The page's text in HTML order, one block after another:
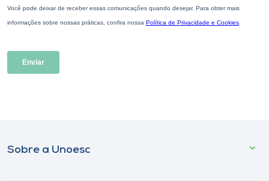
Sobre a Unoesc